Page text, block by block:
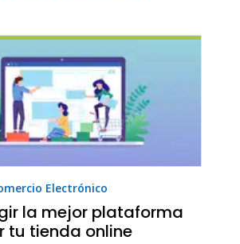
Electrónico
la mejor plataforma
tu tienda online